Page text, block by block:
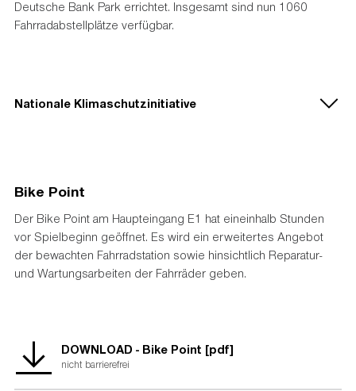
Deutsche Bank Park errichtet. Insgesamt sind nun 1060
Fahrradabstellplätze verfügbar.
Nationale Klimaschutzinitiative
die Nationale Klimaschutzinitiative.
Bike Point
Der Bike Point am Haupteingang E1 hat eineinhalb Stunden
vor Spielbeginn geöffnet. Es wird ein erweitertes Angebot
der bewachten Fahrradstation sowie hinsichtlich Reparatur-
und Wartungsarbeiten der Fahrräder geben.
DOWNLOAD - Bike Point [pdf]
nicht barrierefrei